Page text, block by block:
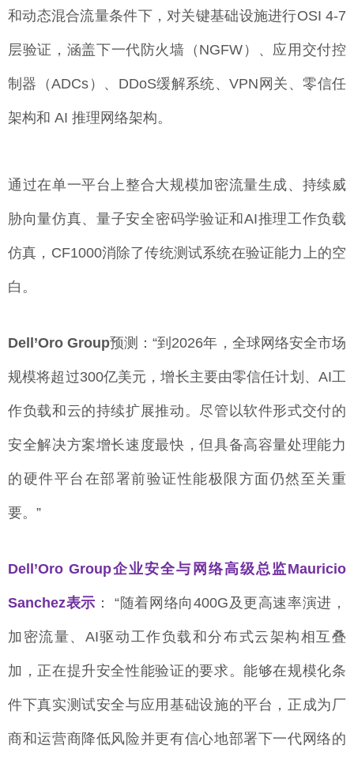
和动态混合流量条件下，对关键基础设施进行OSI 4-7
层验证，涵盖下一代防火墙（NGFW）、应用交付控
制器（ADCs）、DDoS缓解系统、VPN网关、零信任
架构和 AI 推理网络架构。
通过在单一平台上整合大规模加密流量生成、持续威
胁向量仿真、量子安全密码学验证和AI推理工作负载
仿真，CF1000消除了传统测试系统在验证能力上的空
白。
Dell’Oro Group预测：“到2026年，全球网络安全市场
规模将超过300亿美元，增长主要由零信任计划、AI工
作负载和云的持续扩展推动。尽管以软件形式交付的
安全解决方案增长速度最快，但具备高容量处理能力
的硬件平台在部署前验证性能极限方面仍然至关重
要。”
Dell’Oro Group企业安全与网络高级总监Mauricio
Sanchez表示 ： “随着网络向400G及更高速率演进，
加密流量、AI驱动工作负载和分布式云架构相互叠
加，正在提升安全性能验证的要求。能够在规模化条
件下真实测试安全与应用基础设施的平台，正成为厂
商和运营商降低风险并更有信心地部署下一代网络的